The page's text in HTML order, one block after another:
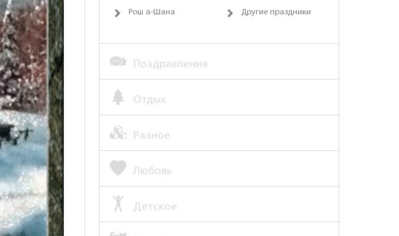
Рош а-Шана Другие праздники
Поздравления
Отдых
Разное
Любовь
Детское